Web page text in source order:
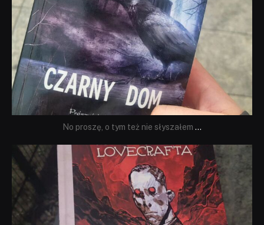
No proszę, o tym też nie słyszałem ...
dobryhorror
Wrz 19